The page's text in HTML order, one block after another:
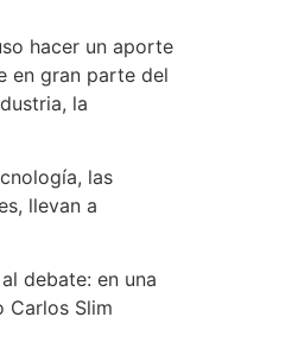
hacer un aporte
en gran parte del
la
las
llevan a
debate: en una
Carlos Slim